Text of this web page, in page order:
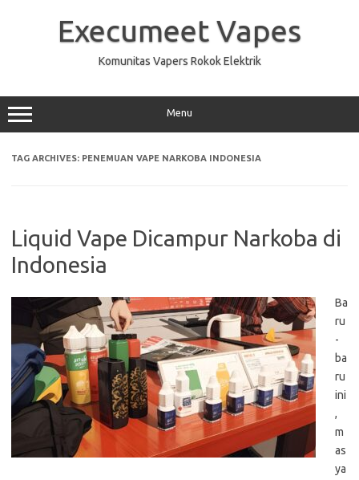
Execumeet Vapes
Komunitas Vapers Rokok Elektrik
Menu
TAG ARCHIVES: PENEMUAN VAPE NARKOBA INDONESIA
Liquid Vape Dicampur Narkoba di
Indonesia
Ba
ru
-
ba
ru
ini
,
m
as
ya